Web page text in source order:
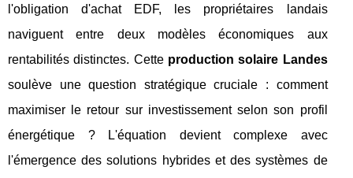
l'obligation d'achat EDF, les propriétaires landais
naviguent entre deux modèles économiques aux
rentabilités distinctes. Cette production solaire Landes
soulève une question stratégique cruciale : comment
maximiser le retour sur investissement selon son profil
énergétique ? L'équation devient complexe avec
l'émergence des solutions hybrides et des systèmes de